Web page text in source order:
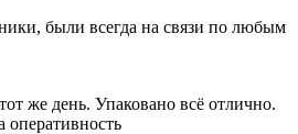
были всегда на связи по любым
же день. Упаковано всё отлично.
оперативность